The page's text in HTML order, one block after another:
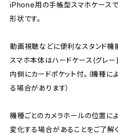
iPhone用の手帳型スマホケースで
形状です。
動画視聴などに便利なスタンド機
スマホ本体はハードケース(グレー)
内側にカードポケット付。（機種
る場合があります）
機種ごとのカメラホールの位置に
変化する場合があることをご了解く